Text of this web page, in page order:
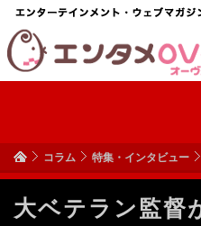
コラム 特集・インタビュー
大ベテラン監督